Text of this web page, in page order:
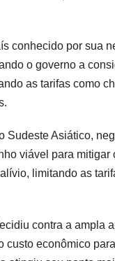
conhecido por sua
o governo a
as tarifas como
Sudeste Asiático,
viável para mitigar
limitando as
contra a ampla
custo econômico